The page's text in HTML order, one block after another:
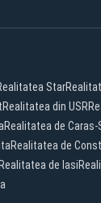
Star
Realitatea din USR
Realitatea de Caras-
Realitatea de
Realitatea de Iasi